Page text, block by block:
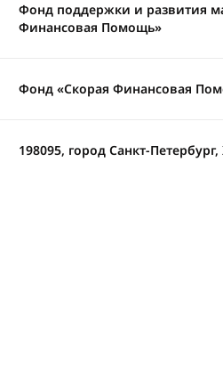
Фонд поддержки и развития
Финансовая Помощь»
Фонд «Скорая Финансовая
198095, город Санкт-